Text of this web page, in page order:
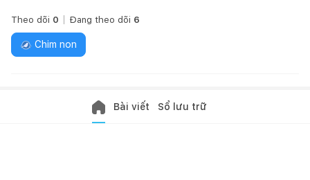
Theo dõi 0 Đang theo dõi 6
Chim non
Bài viết Sổ lưu trữ